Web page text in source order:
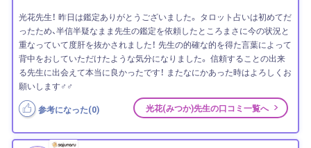
光花先生！ 昨日は鑑定ありがとうございました。 タロット占いは初めてだ
ったため、半信半疑なまま先生の鑑定を依頼したところまさに今の状況と
重なっていて度肝を抜かされました！ 先生の的確な的を得た言葉によって
背中をおしていただけたような気分になりました。 信頼することの出来
る先生に出会えて本当に良かったです！ またなにかあった時はよろしくお
願いします‍♂️‍♂️
参考になった(0) 光花(みつか)先生の口コミ一覧へ